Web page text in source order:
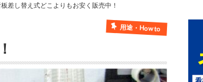
差し替え式どこよりもお安く販売中！
用途・How to